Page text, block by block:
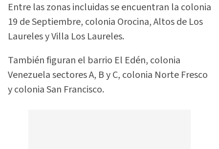
Entre las zonas incluidas se encuentran la colonia
19 de Septiembre, colonia Orocina, Altos de Los
Laureles y Villa Los Laureles.
También figuran el barrio El Edén, colonia
Venezuela sectores A, B y C, colonia Norte Fresco
y colonia San Francisco.